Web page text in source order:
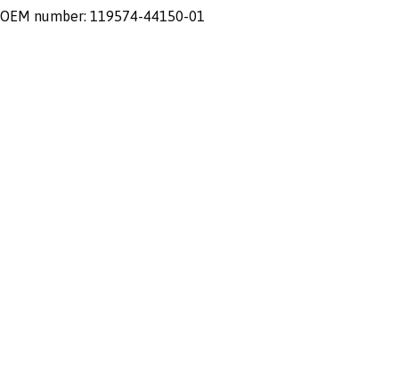
OEM number: 119574-44150-01